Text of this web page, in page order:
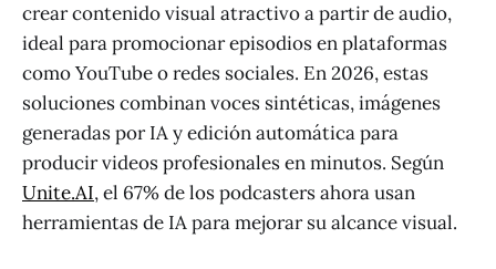
crear contenido visual atractivo a partir de audio,
ideal para promocionar episodios en plataformas
como YouTube o redes sociales. En 2026, estas
soluciones combinan voces sintéticas, imágenes
generadas por IA y edición automática para
producir videos profesionales en minutos. Según
Unite.AI, el 67% de los podcasters ahora usan
herramientas de IA para mejorar su alcance visual.